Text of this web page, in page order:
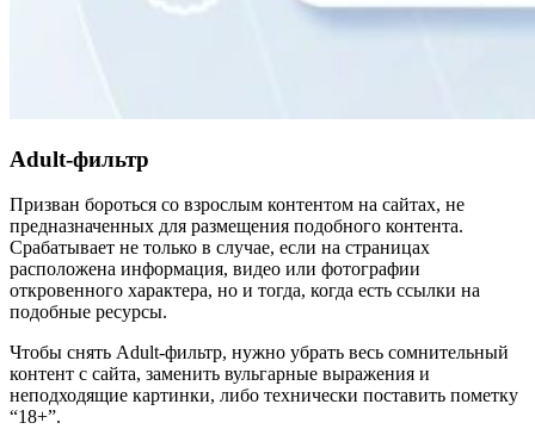
Adult-фильтр
Призван бороться со взрослым контентом на сайтах, не
предназначенных для размещения подобного контента.
Срабатывает не только в случае, если на страницах
расположена информация, видео или фотографии
откровенного характера, но и тогда, когда есть ссылки на
подобные ресурсы.
Чтобы снять Adult-фильтр, нужно убрать весь сомнительный
контент с сайта, заменить вульгарные выражения и
неподходящие картинки, либо технически поставить пометку
“18+”.